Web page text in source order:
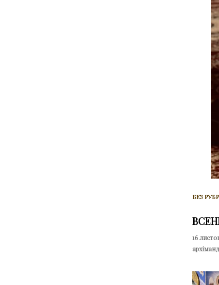
БЕЗ
16